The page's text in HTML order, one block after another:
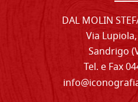
DAL MOLIN
Via
Sandrigo
Tel. e Fax